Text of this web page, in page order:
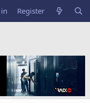
Register